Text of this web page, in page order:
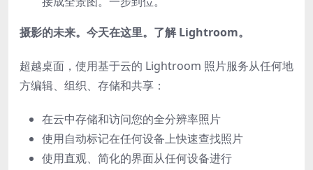
摄影的未来。今天在这里。了解 Lightroom。
超越桌面，使用基于云的 Lightroom 照片服务从任何地
方编辑、组织、存储和共享：
在云中存储和访问您的全分辨率照片
使用自动标记在任何设备上快速查找照片
使用直观、简化的界面从任何设备进行